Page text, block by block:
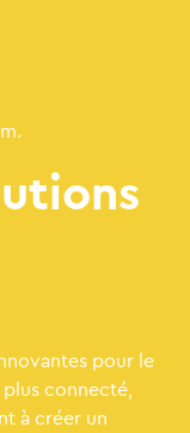
pour le
connecté,
à créer un